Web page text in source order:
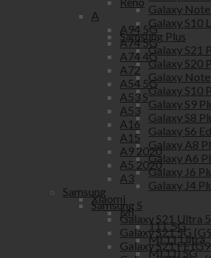
Galaxy
Galaxy S10
Samsung Plus
Galaxy S21
Galaxy S20
Galaxy
Galaxy S10
Galaxy S9
Galaxy S8
Galaxy S6
Galaxy A8
Galaxy A6
Galaxy J6
Galaxy J4
Xiaomi
Mi
11T 5G
Mi 11 Ultra
Mi 11i 5G
A
A94 5G
A74 5G
A74 4G
A72
A54 5G
A53 S
A53
A16
A15
A9 2020
A5 2020
A3
Samsung
Samsung S
Galaxy S21 Ultra
Galaxy S21 5G
Galaxy S21 FE